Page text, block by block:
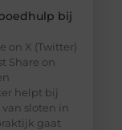
bij
on X (Twitter)
Share on
helpt bij
sloten in
gaat